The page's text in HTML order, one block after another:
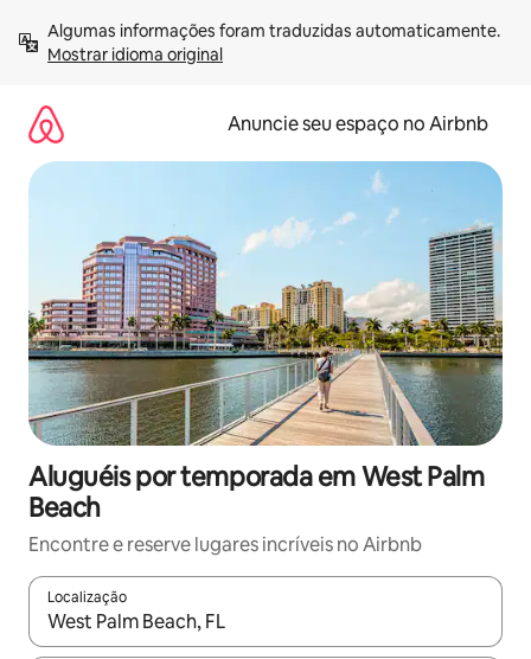
para
Mostrar idioma original
Anuncie seu espaço no Airbnb
Aluguéis por temporada em West Palm
Beach
Encontre e reserve lugares incríveis no Airbnb
Localização
Quando os resultados estiverem disponíveis, explore-os